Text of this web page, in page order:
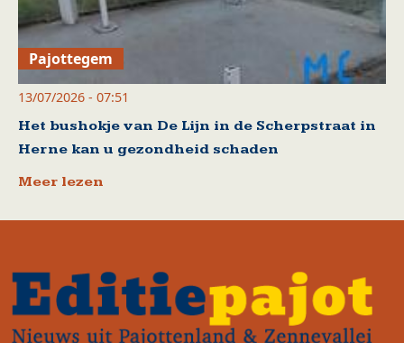
Pajottegem
13/07/2026 - 07:51
Het bushokje van De Lijn in de Scherpstraat in
Herne kan u gezondheid schaden
Meer lezen